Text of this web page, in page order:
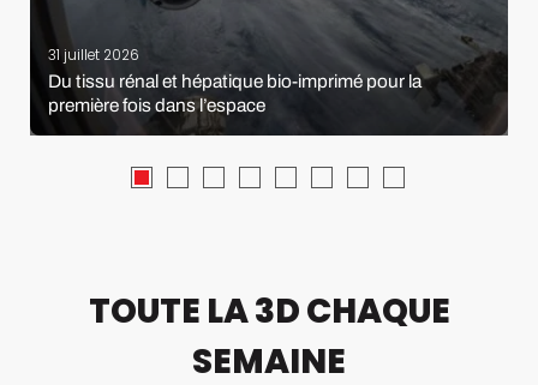
31 juillet 2026
Du tissu rénal et hépatique bio-imprimé pour la
première fois dans l’espace
TOUTE LA 3D CHAQUE
SEMAINE